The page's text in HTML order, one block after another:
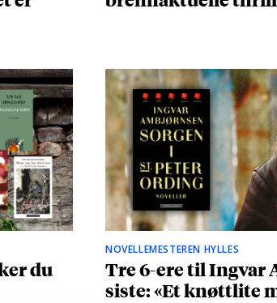
du
NOVELLEMESTEREN HYLLES
Tre 6-ere til Ingvar
siste: «Et knøttlite